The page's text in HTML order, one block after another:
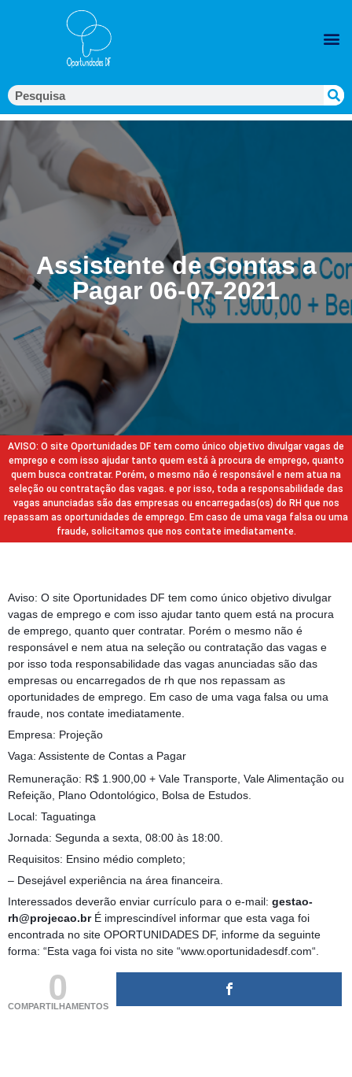
Assistente de Contas a
Pagar 06-07-2021
AVISO: O site Oportunidades DF tem como único objetivo divulgar vagas de
emprego e com isso ajudar tanto quem está à procura de emprego, quanto
quem busca contratar. Porém, o mesmo não é responsável e nem atua na
seleção ou contratação das vagas. e por isso, toda a responsabilidade das
vagas anunciadas são das empresas ou encarregadas(os) do RH que nos
repassam as oportunidades de emprego. Em caso de uma vaga falsa ou uma
fraude, solicitamos que nos contate imediatamente.
Aviso: O site Oportunidades DF tem como único objetivo divulgar
vagas de emprego e com isso ajudar tanto quem está na procura
de emprego, quanto quer contratar. Porém o mesmo não é
responsável e nem atua na seleção ou contratação das vagas e
por isso toda responsabilidade das vagas anunciadas são das
empresas ou encarregados de rh que nos repassam as
oportunidades de emprego. Em caso de uma vaga falsa ou uma
fraude, nos contate imediatamente.
Empresa: Projeção
Vaga: Assistente de Contas a Pagar
Remuneração: R$ 1.900,00 + Vale Transporte, Vale Alimentação ou
Refeição, Plano Odontológico, Bolsa de Estudos.
Local: Taguatinga
Jornada: Segunda a sexta, 08:00 às 18:00.
Requisitos: Ensino médio completo;
– Desejável experiência na área financeira.
Interessados deverão enviar currículo para o e-mail: gestao-
rh@projecao.brÉ imprescindível informar que esta vaga foi
encontrada no site OPORTUNIDADES DF, informe da seguinte
forma: “Esta vaga foi vista no site “www.oportunidadesdf.com“.
0
COMPARTILHAMENTOS